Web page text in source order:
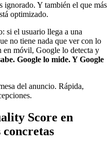
ignorado. Y también el que más
optimizado.
si el usuario llega a una
no tiene nada que ver con lo
en móvil, Google lo detecta y
Google lo mide. Y Google
del anuncio. Rápida,
Score en
concretas